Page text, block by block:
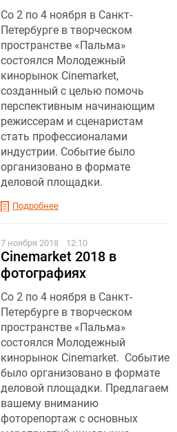
Со 2 по 4 ноября в Санкт-
Петербурге в творческом
пространстве «Пальма»
состоялся Молодежный
кинорынок Cinemarket,
созданный с целью помочь
перспективным начинающим
режиссерам и сценаристам
стать профессионалами
индустрии. Событие было
организовано в формате
деловой площадки.
Подробнее
7 ноября 2018 12:10
Cinemarket 2018 в
фотографиях
Со 2 по 4 ноября в Санкт-
Петербурге в творческом
пространстве «Пальма»
состоялся Молодежный
кинорынок Cinemarket. Событие
было организовано в формате
деловой площадки. Предлагаем
вашему вниманию
фоторепортаж с основных